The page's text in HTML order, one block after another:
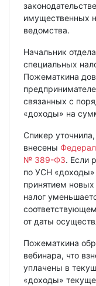
имущественных
ведомства.
Начальник
специальных
Пожематкина
связанных с
«доходы» на
Спикер
внесены
№ 389-ФЗ. Если
по УСН «доходы»
принятием
налог
от даты
Пожематкина
вебинара, что
уплачены в
«доходы»